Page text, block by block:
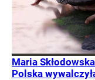
Maria
Polska